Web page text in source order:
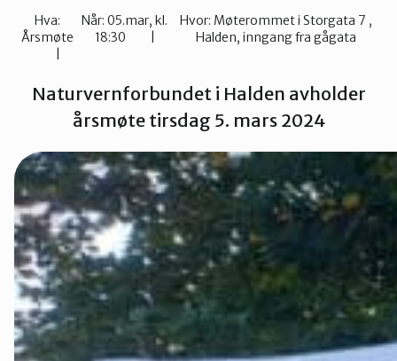
Hva:
Årsmøte
Når: 05.mar, kl.
18:30
Hvor: Møterommet i Storgata 7 ,
Halden, inngang fra gågata
Naturvernforbundet i Halden avholder
årsmøte tirsdag 5. mars 2024